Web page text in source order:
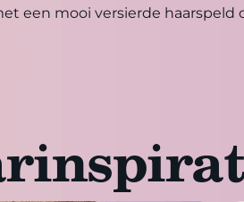
een mooi versierde haarspeld